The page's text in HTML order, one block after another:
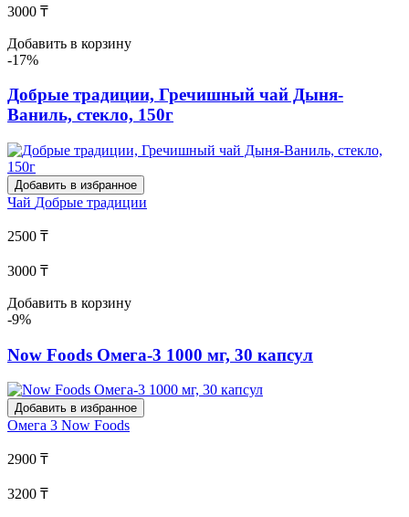
3000 ₸
Добавить в корзину
-17%
Добрые традиции, Гречишный чай Дыня-
Ваниль, стекло, 150г
Добавить в избранное
Чай Добрые традиции
2500 ₸
3000 ₸
Добавить в корзину
-9%
Now Foods Омега-3 1000 мг, 30 капсул
Добавить в избранное
Омега 3 Now Foods
2900 ₸
3200 ₸